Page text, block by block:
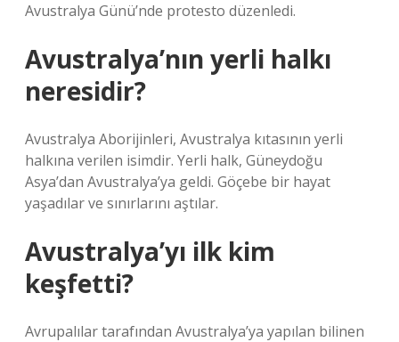
Avustralya Günü’nde protesto düzenledi.
Avustralya’nın yerli halkı
neresidir?
Avustralya Aborijinleri, Avustralya kıtasının yerli
halkına verilen isimdir. Yerli halk, Güneydoğu
Asya’dan Avustralya’ya geldi. Göçebe bir hayat
yaşadılar ve sınırlarını aştılar.
Avustralya’yı ilk kim
keşfetti?
Avrupalılar tarafından Avustralya’ya yapılan bilinen